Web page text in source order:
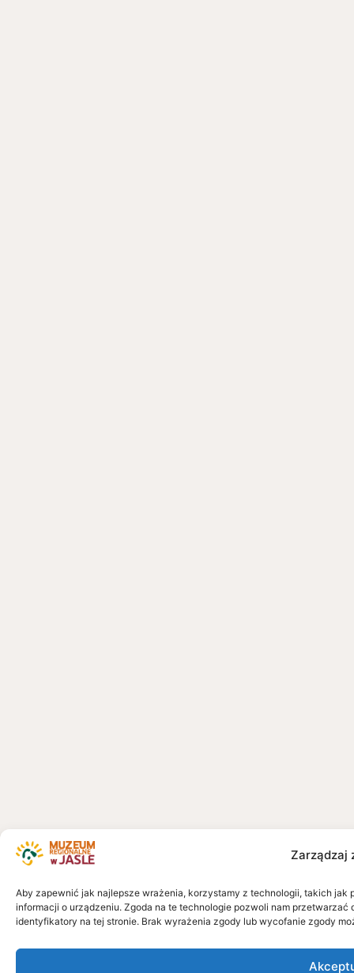
Zarządzaj
Aby zapewnić jak najlepsze wrażenia, korzystamy z technologii, takich
informacji o urządzeniu. Zgoda na te technologie pozwoli nam
identyfikatory na tej stronie. Brak wyrażenia zgody lub wycofanie zgody